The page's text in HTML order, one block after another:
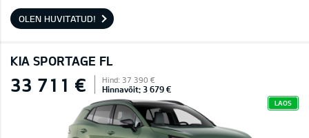
OLEN HUVITATUD!
KIA SPORTAGE FL
33 711 € Hind: 37 390 €
Hinnavõit: 3 679 €
LAOS